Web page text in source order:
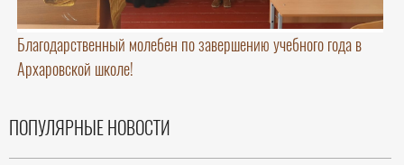
Благодарственный молебен по завершению учебного года в
Архаровской школе!
ПОПУЛЯРНЫЕ НОВОСТИ